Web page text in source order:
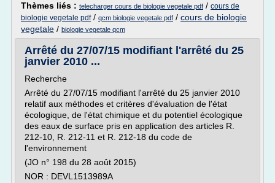
Thèmes liés : telecharger cours de biologie vegetale pdf / cours de
biologie vegetale pdf/ qcm biologie vegetale pdf / cours de biologie
vegetale / biologie vegetale qcm
Arrêté du 27/07/15 modifiant l'arrêté du 25
janvier 2010 ...
Recherche
Arrêté du 27/07/15 modifiant l'arrêté du 25 janvier 2010
relatif aux méthodes et critères d'évaluation de l'état
écologique, de l'état chimique et du potentiel écologique
des eaux de surface pris en application des articles R.
212-10, R. 212-11 et R. 212-18 du code de
l'environnement
(JO n° 198 du 28 août 2015)
NOR : DEVL1513989A